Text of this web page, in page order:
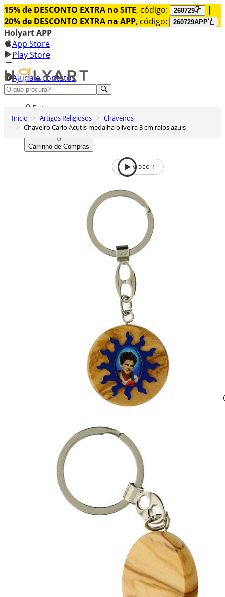
15% de DESCONTO EXTRA no SITE, código: 260729
|
20% de DESCONTO EXTRA na APP, código: 260729APP
Holyart APP
App Store
Play Store
Ajuda e contatos
Conheça premium
Entrar
Lista de Desejos
0
Carrinho de Compras
Inicio Artigos Religiosos
Chaveiros
Chaveiro Carlo Acutis medalha oliveira 3 cm raios azuis
VIDEO 1